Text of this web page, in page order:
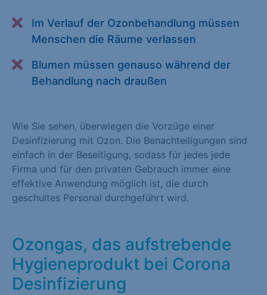
Im Verlauf der Ozonbehandlung müssen
Menschen die Räume verlassen
Blumen müssen genauso während der
Behandlung nach draußen
Wie Sie sehen, überwiegen die Vorzüge einer
Desinfizierung mit Ozon. Die Benachteiligungen sind
einfach in der Beseitigung, sodass für jedes jede
Firma und für den privaten Gebrauch immer eine
effektive Anwendung möglich ist, die durch
geschultes Personal durchgeführt wird.
Ozongas, das aufstrebende
Hygieneprodukt bei Corona
Desinfizierung
Zurück
Essenziell (1)
Cookie-Informationen anzeigen
Statistiken (1)
Statistik Cookies erfassen Informationen anonym. Diese
Informationen helfen uns zu verstehen, wie unsere Besucher
unsere Website nutzen. Statistik Cookies erfassen Informationen
Cookie-Informationen anzeigen
Marketing (1)